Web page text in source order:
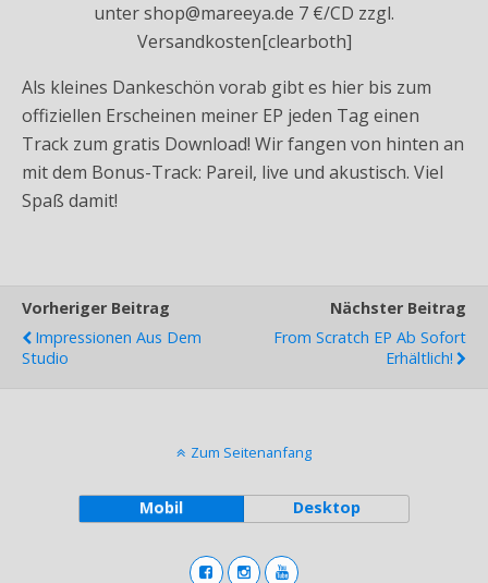
unter shop@mareeya.de 7 €/CD zzgl.
Versandkosten[clearboth]
Als kleines Dankeschön vorab gibt es hier bis zum
offiziellen Erscheinen meiner EP jeden Tag einen
Track zum gratis Download! Wir fangen von hinten an
mit dem Bonus-Track: Pareil, live und akustisch. Viel
Spaß damit!
Vorheriger Beitrag
Impressionen Aus Dem
Studio
Nächster Beitrag
From Scratch EP Ab Sofort
Erhältlich!
Zum Seitenanfang
Mobil Desktop